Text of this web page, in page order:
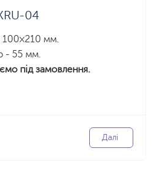
04
100×210 мм.
- 55 мм.
під замовлення.
Далі